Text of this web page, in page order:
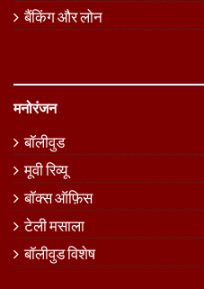
बैंकिंग और लोन
मनोरंजन
बॉलीवुड
मूवी रिव्यू
बॉक्स ऑफ़िस
टेली मसाला
बॉलीवुड विशेष